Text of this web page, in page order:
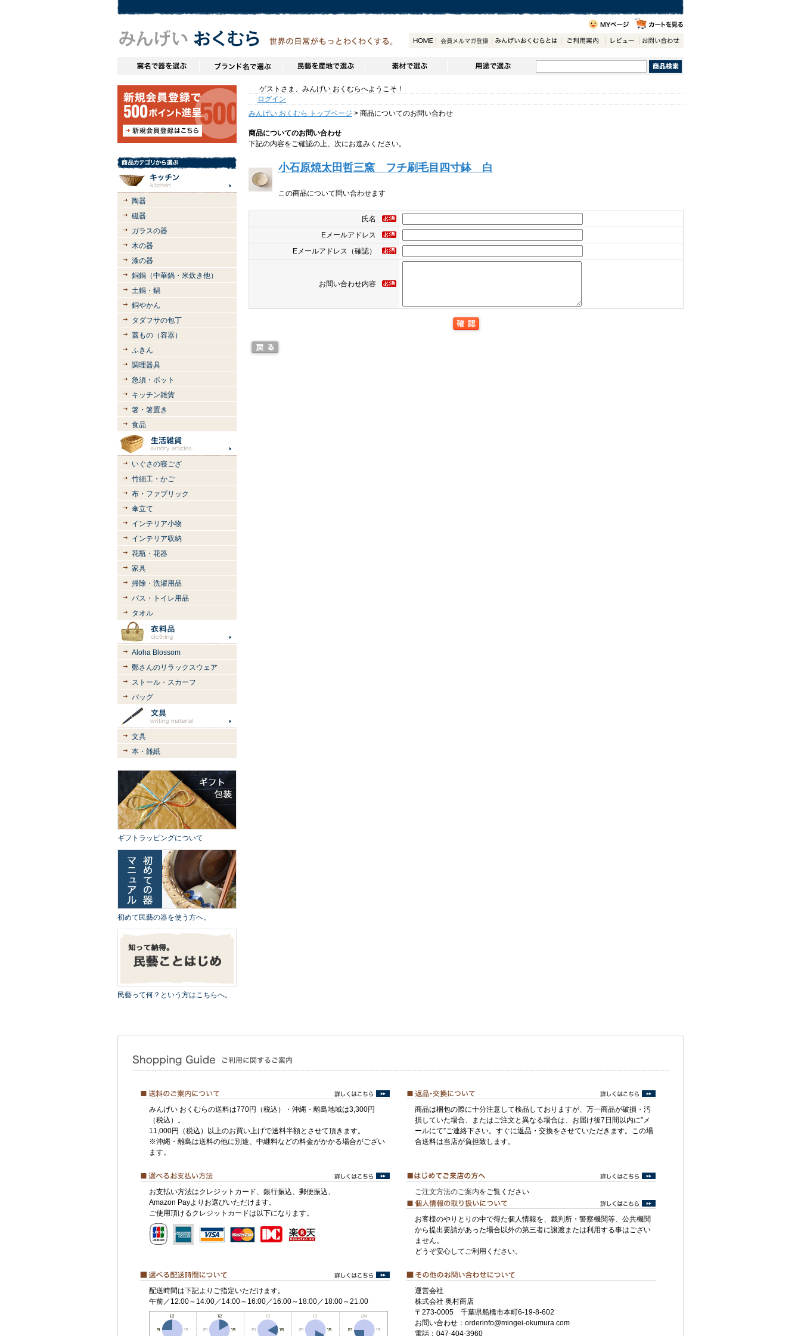
陶器
磁器
ガラスの器
木の器
漆の器
銅鍋（中華鍋・米炊き他）
土鍋・鍋
銅やかん
タダフサの包丁
蓋もの（容器）
ふきん
調理器具
急須・ポット
キッチン雑貨
箸・箸置き
食品
いぐさの寝ござ
竹細工・かご
布・ファブリック
傘立て
インテリア小物
インテリア収納
花瓶・花器
家具
掃除・洗濯用品
バス・トイレ用品
タオル
Aloha Blossom
鄭さんのリラックスウェア
ストール・スカーフ
バッグ
文具
本・雑紙
ギフトラッピングについて
初めて民藝の器を使う方へ。
民藝って何？という方はこちらへ。
ゲストさま、みんげい おくむらへようこそ！
ログイン
みんげい おくむら トップページ > 商品についてのお問い合わせ
商品についてのお問い合わせ
下記の内容をご確認の上、次にお進みください。
小石原焼太田哲三窯 フチ刷毛目四寸鉢 白
この商品について問い合わせます
氏名
Eメールアドレス
Eメールアドレス（確認）
お問い合わせ内容
みんげい おくむらの送料は770円（税込）・沖縄・離島地域は3,300円
（税込）。
11,000円（税込）以上のお買い上げで送料半額とさせて頂きます。
※沖縄・離島は送料の他に別途、中継料などの料金がかかる場合がござい
ます。
商品は梱包の際に十分注意して検品しておりますが、万一商品が破損・汚
損していた場合、またはご注文と異なる場合は、お届け後7日間以内に”メ
ールにて”ご連絡下さい。すぐに返品・交換をさせていただきます。この場
合送料は当店が負担致します。
お支払い方法はクレジットカード、銀行振込、郵便振込、
Amazon Payよりお選びいただけます。
ご使用頂けるクレジットカードは以下になります。
ご注文方法のご案内をご覧ください
お客様のやりとりの中で得た個人情報を、裁判所・警察機関等、公共機関
から提出要請があった場合以外の第三者に譲渡または利用する事はござい
ません。
どうぞ安心してご利用ください。
配送時間は下記よりご指定いただけます。
午前／12:00～14:00／14:00～16:00／16:00～18:00／18:00～21:00
運営会社
株式会社 奥村商店
〒273-0005 千葉県船橋市本町6-19-8-602
お問い合わせ：orderinfo@mingei-okumura.com
電話：047-404-3960